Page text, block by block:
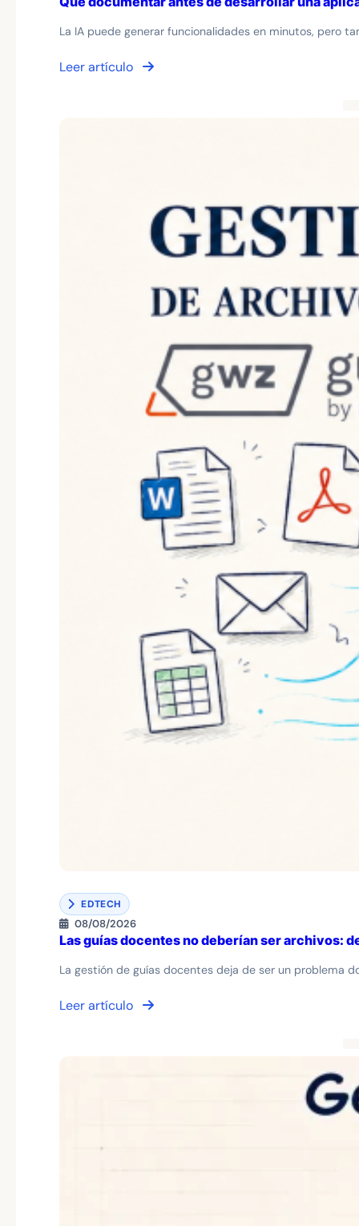
La IA puede generar funcionalidades en minutos, pero
Leer artículo
EDTECH
08/08/2026
Las guías docentes no deberían ser archivos:
La gestión de guías docentes deja de ser un problema
Leer artículo